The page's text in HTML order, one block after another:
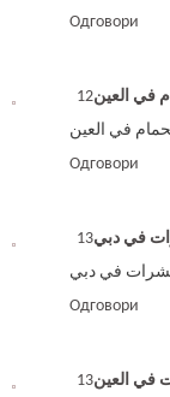
Одговори
في العين
في العين
Одговори
في دبي
في دبي
Одговори
في العين